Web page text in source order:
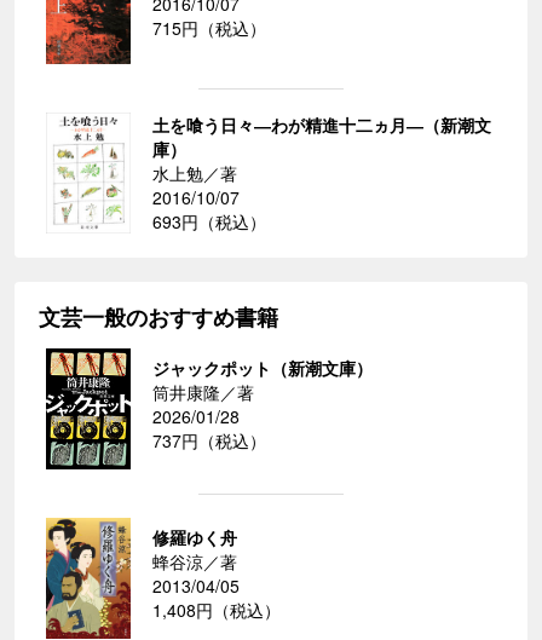
715円（税込）
土を喰う日々―わが精進十二ヵ月―（新潮文
庫）
水上勉／著
2016/10/07
693円（税込）
文芸一般のおすすめ書籍
ジャックポット（新潮文庫）
筒井康隆／著
2026/01/28
737円（税込）
修羅ゆく舟
蜂谷涼／著
2013/04/05
1,408円（税込）